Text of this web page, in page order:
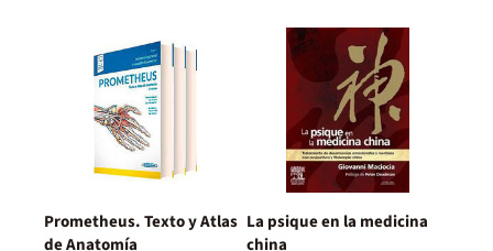
Prometheus. Texto y Atlas
de Anatomía
La psique en la medicina
china